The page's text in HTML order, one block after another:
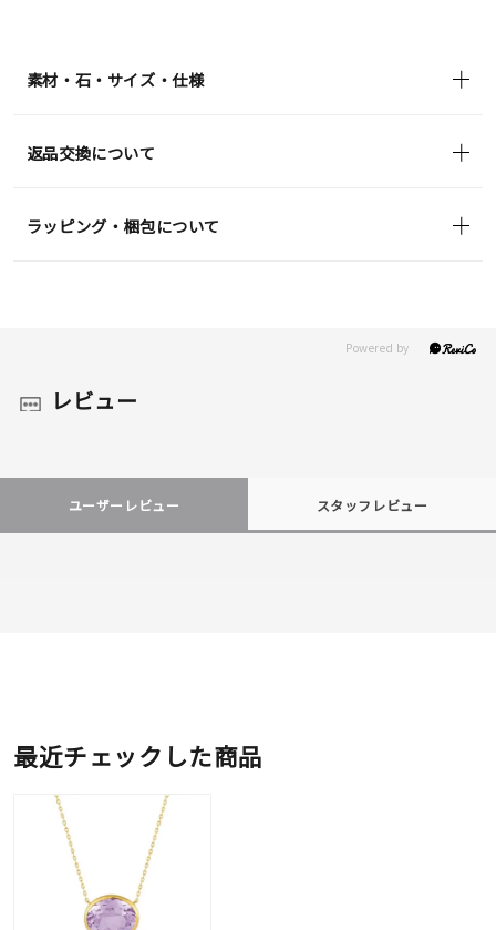
素材・石・サイズ・仕様
返品交換について
ラッピング・梱包について
レビュー
ユーザーレビュー スタッフレビュー
最近チェックした商品